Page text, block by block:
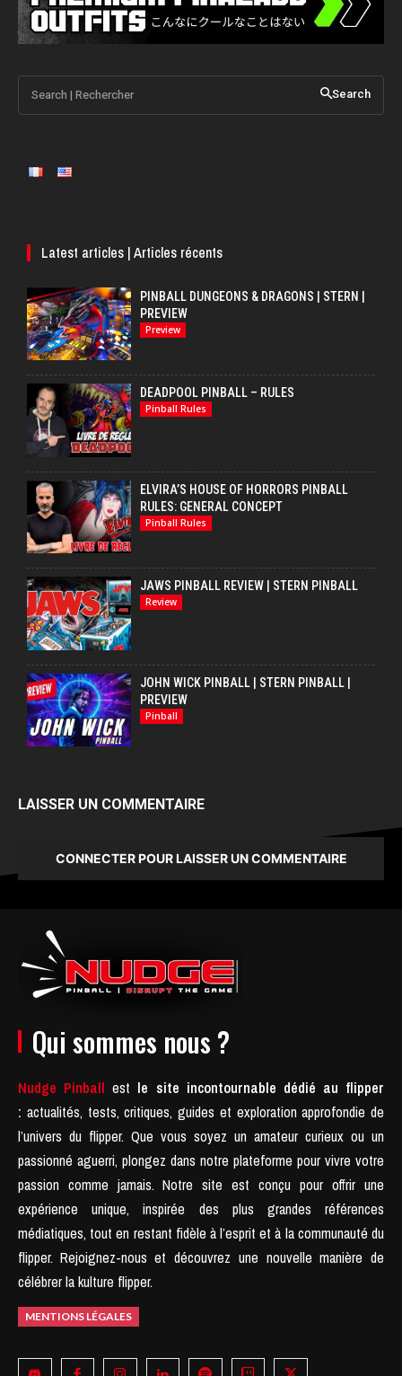
Search | Rechercher Search
Latest articles | Articles récents
PINBALL DUNGEONS & DRAGONS | STERN |
PREVIEW
Preview
DEADPOOL PINBALL – RULES
Pinball Rules
ELVIRA’S HOUSE OF HORRORS PINBALL
RULES: GENERAL CONCEPT
Pinball Rules
JAWS PINBALL REVIEW | STERN PINBALL
Review
JOHN WICK PINBALL | STERN PINBALL |
PREVIEW
Pinball
LAISSER UN COMMENTAIRE
CONNECTER POUR LAISSER UN COMMENTAIRE
Qui sommes nous ?
Nudge Pinball est le site incontournable dédié au flipper
: actualités, tests, critiques, guides et exploration approfondie de
l’univers du flipper. Que vous soyez un amateur curieux ou un
passionné aguerri, plongez dans notre plateforme pour vivre votre
passion comme jamais. Notre site est conçu pour offrir une
expérience unique, inspirée des plus grandes références
médiatiques, tout en restant fidèle à l’esprit et à la communauté du
flipper. Rejoignez-nous et découvrez une nouvelle manière de
célébrer la kulture flipper.
MENTIONS LÉGALES